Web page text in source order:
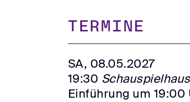
TERMINE
SA, 08.05.2027
19:30 Schauspielhaus
Einführung um